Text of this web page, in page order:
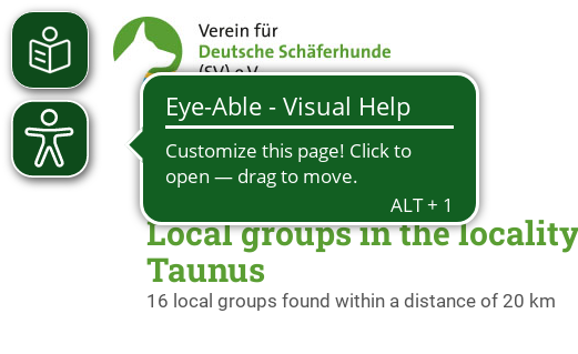
Local groups in the
Taunus
16 local groups found within a distance of 20 km